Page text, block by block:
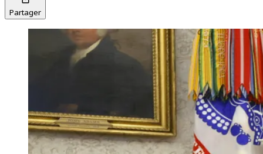
Partager